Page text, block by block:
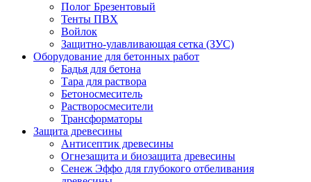
Полог Брезентовый
Тенты ПВХ
Войлок
Защитно-улавливающая сетка (ЗУС)
Оборудование для бетонных работ
Бадья для бетона
Тара для раствора
Бетоносмеситель
Растворосмесители
Трансформаторы
Защита древесины
Антисептик древесины
Огнезащита и биозащита древесины
Сенеж Эффо для глубокого отбеливания